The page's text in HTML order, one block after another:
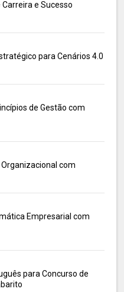
e Sucesso
para Cenários 4.0
de Gestão com
com
Empresarial com
para Concurso de